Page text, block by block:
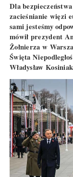
Dla
zacieśnianie więzi
sami jesteśmy
mówił prezydent
Żołnierza w
Święta
Władysław